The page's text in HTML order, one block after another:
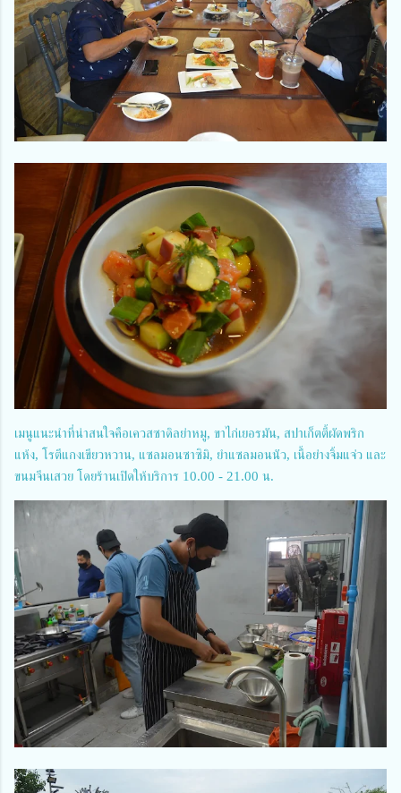
เมนูแนะนำที่น่าสนใจคือเควสซาดิลย่าหมู, ขาไก่เยอรมัน, สปาเก็ตตี้ผัดพริก
แห้ง, โรตีแกงเขียวหวาน, แซลมอนซาซิมิ, ยำแซลมอนนัว, เนื้อย่างจิ้มแจ่ว และ
ขนมจีนเสวย โดยร้านเปิดให้บริการ 10.00 - 21.00 น.